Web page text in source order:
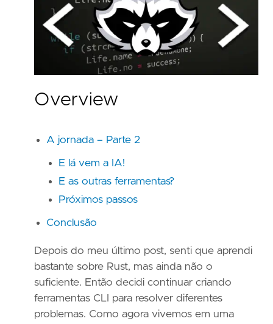
Overview
A jornada – Parte 2
E lá vem a IA!
E as outras ferramentas?
Próximos passos
Conclusão
Depois do meu último post, senti que aprendi
bastante sobre Rust, mas ainda não o
suficiente. Então decidi continuar criando
ferramentas CLI para resolver diferentes
problemas. Como agora vivemos em uma